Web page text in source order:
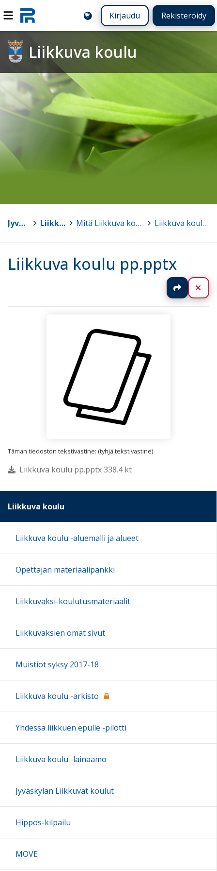
Kirjaudu Rekisteröidy
Liikkuva koulu
Jyväskylä Liikkuva koulu> Mitä Liikkuva koulu on ? -powerpoint diat > Liikkuva koulu pp.pptx
Liikkuva koulu pp.pptx
Jaa
Tämän tiedoston tekstivastine: (tyhjä tekstivastine)
Liikkuva koulu pp.pptx 338.4 kt
Liikkuva koulu
Liikkuva koulu -aluemalli ja alueet
Opettajan materiaalipankki
Liikkuvaksi-koulutusmateriaalit
Liikkuvaksien omat sivut
Muistiot syksy 2017-18
Liikkuva koulu -arkisto
Yhdessä liikkuen epulle -pilotti
Liikkuva koulu -lainaamo
Jyväskylän Liikkuvat koulut
Hippos-kilpailu
MOVE